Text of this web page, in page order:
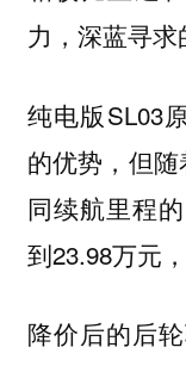
力，深蓝寻求
纯电版SL03
的优势，但
同续航里程
到23.98万元
降价后的后